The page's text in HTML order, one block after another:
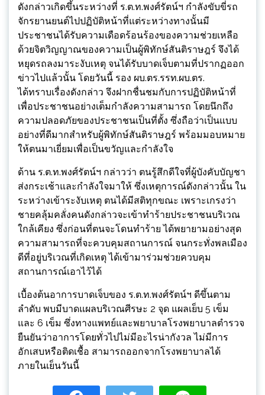
ดังกล่าวเกิดขึ้นระหว่างที่ ร.ต.ท.พงศ์รัตน์ฯ กำลังขับขี่รถ
จักรยานยนต์ไปปฏิบัติหน้าที่แต่ระหว่างทางนั้นมี
ประชาชนได้รับความเดือดร้อนร้องของความช่วยเหลือ
ด้วยจิตวิญญาณของความเป็นผู้พิทักษ์สันติราษฎร์ จึงได้
หยุดรถลงมาระงับเหตุ จนได้รับบาดเจ็บตามที่ปรากฏออก
ข่าวไปแล้วนั้น โดยวันนี้ รอง ผบ.ตร.รรท.ผบ.ตร.
ได้ทราบเรื่องดังกล่าว จึงฝากชื่นชมกับการปฏิบัติหน้าที่
เพื่อประชาชนอย่างเต็มกำลังความสามารถ โดยนึกถึง
ความปลอดภัยของประชาชนเป็นที่ตั้ง ซึ่งถือว่าเป็นแบบ
อย่างที่ดีมากสำหรับผู้พิทักษ์สันติราษฎร์ พร้อมมอบหมาย
ให้ตนมาเยี่ยมเพื่อเป็นขวัญและกำลังใจ
ด้าน ร.ต.ท.พงศ์รัตน์ฯ กล่าวว่า ตนรู้สึกดีใจที่ผู้บังคับบัญชา
ส่งกระเช้าและกำลังใจมาให้ ซึ่งเหตุการณ์ดังกล่าวนั้น ใน
ระหว่างเข้าระงับเหตุ ตนได้มีสติทุกขณะ เพราะเกรงว่า
ชายคลุ้มคลั่งคนดังกล่าวจะเข้าทำร้ายประชาชนบริเวณ
ใกล้เคียง ซึ่งก่อนที่ตนจะโดนทำร้าย ได้พยายามอย่างสุด
ความสามารถที่จะควบคุมสถานการณ์ จนกระทั่งพลเมือง
ดีที่อยู่บริเวณที่เกิดเหตุ ได้เข้ามาร่วมช่วยควบคุม
สถานการณ์เอาไว้ได้
เบื้องต้นอาการบาดเจ็บของ ร.ต.ท.พงศ์รัตน์ฯ ดีขึ้นตาม
ลำดับ พบมีบาดแผลบริเวณศีรษะ 2 จุด แผลเย็บ 5 เข็ม
และ 6 เข็ม ซึ่งทางแพทย์และพยาบาลโรงพยาบาลตำรวจ
ยืนยันว่าอาการโดยทั่วไปไม่มีอะไรน่ากังวล ไม่มีการ
อักเสบหรือติดเชื้อ สามารถออกจากโรงพยาบาลได้
ภายในเย็นวันนี้